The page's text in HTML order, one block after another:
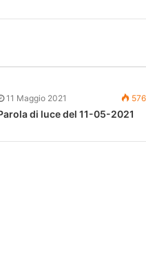
11 Maggio 2021 576
di luce del 11-05-2021